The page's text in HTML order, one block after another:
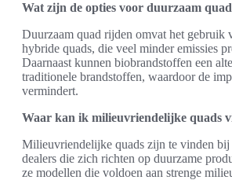
Wat zijn de opties voor duurzaam
Duurzaam quad rijden omvat het gebruik
hybride quads, die veel minder emissies
Daarnaast kunnen biobrandstoffen een
traditionele brandstoffen, waardoor de
vermindert.
Waar kan ik milieuvriendelijke quads
Milieuvriendelijke quads zijn te vinden bij
dealers die zich richten op duurzame
ze modellen die voldoen aan strenge